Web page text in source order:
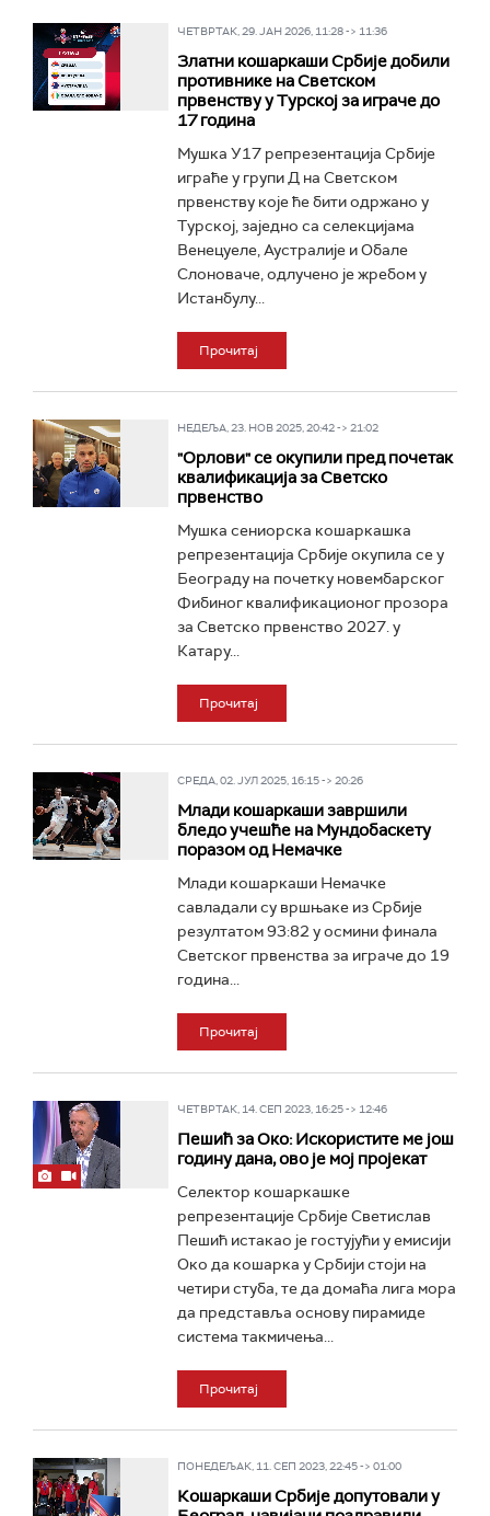
ЧЕТВРТАК, 29. ЈАН 2026, 11:28 -> 11:36
Златни кошаркаши Србије добили
противнике на Светском
првенству у Турској за играче до
17 година
Мушка У17 репрезентација Србије
играће у групи Д на Светском
првенству које ће бити одржано у
Турској, заједно са селекцијама
Венецуеле, Аустралије и Обале
Слоноваче, одлучено је жребом у
Истанбулу...
Прочитај
НЕДЕЉА, 23. НОВ 2025, 20:42 -> 21:02
"Орлови" се окупили пред почетак
квалификација за Светско
првенство
Мушка сениорска кошаркашка
репрезентација Србије окупила се у
Београду на почетку новембарског
Фибиног квалификационог прозора
за Светско првенство 2027. у
Катару...
Прочитај
СРЕДА, 02. ЈУЛ 2025, 16:15 -> 20:26
Млади кошаркаши завршили
бледо учешће на Мундобаскету
поразом од Немачке
Млади кошаркаши Немачке
савладали су вршњаке из Србије
резултатом 93:82 у осмини финала
Светског првенства за играче до 19
година...
Прочитај
ЧЕТВРТАК, 14. СЕП 2023, 16:25 -> 12:46
Пешић за Око: Искористите ме још
годину дана, ово је мој пројекат
Селектор кошаркашке
репрезентације Србије Светислав
Пешић истакао је гостујући у емисији
Око да кошарка у Србији стоји на
четири стуба, те да домаћа лига мора
да представља основу пирамиде
система такмичења...
Прочитај
ПОНЕДЕЉАК, 11. СЕП 2023, 22:45 -> 01:00
Кошаркаши Србије допутовали у